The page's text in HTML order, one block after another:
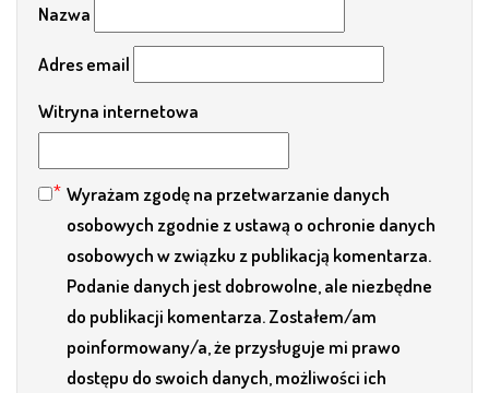
Nazwa
Adres email
Witryna internetowa
Wyrażam zgodę na przetwarzanie danych
osobowych zgodnie z ustawą o ochronie danych
osobowych w związku z publikacją komentarza.
Podanie danych jest dobrowolne, ale niezbędne
do publikacji komentarza. Zostałem/am
poinformowany/a, że przysługuje mi prawo
dostępu do swoich danych, możliwości ich